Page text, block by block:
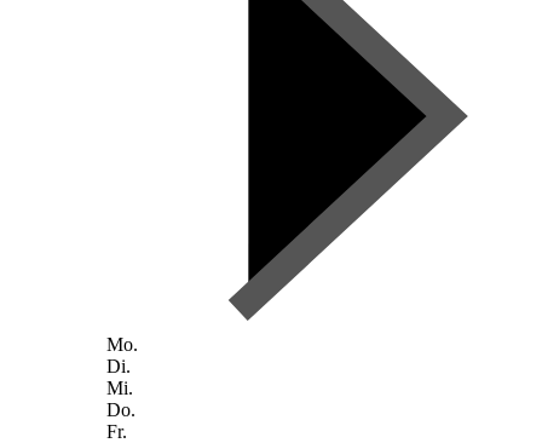
Mo.
Di.
Mi.
Do.
Fr.